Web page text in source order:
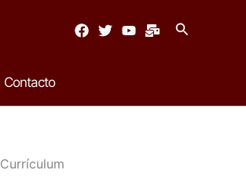
Buscar
Contacto
Currículum